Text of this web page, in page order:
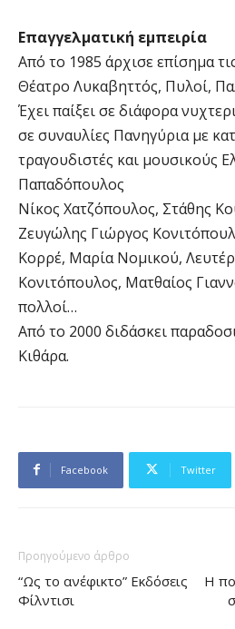
Επαγγελματική εμπειρία
Από το 1985 άρχισε επίσημα
Θέατρο Λυκαβηττός, Πυλοί,
Έχει παίξει σε διάφορα
σε συναυλίες Πανηγύρια με
τραγουδιστές και μουσικούς
Παπαδόπουλος
Νίκος Χατζόπουλος, Στάθης
Ζευγώλης Γιώργος
Κορρέ, Μαρία Νομικού,
Κονιτόπουλος, Ματθαίος
πολλοί…
Από το 2000 διδάσκει
Κιθάρα.
Facebook Twitter
Προηγούμενο άρθρο
“Ως το ανέφικτο” Εκδόσεις
Φίλντισι
Η